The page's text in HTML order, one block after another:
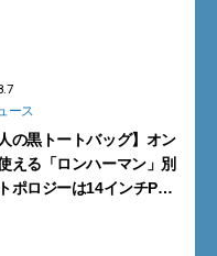
ース
人の黒トートバッグ】オン
える「ロンハーマン」別
ポロジーは14インチPC